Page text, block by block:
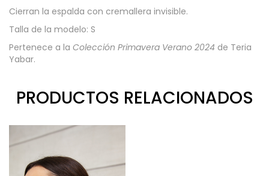
Cierran la espalda con cremallera invisible.
Talla de la modelo: S
Pertenece a la Colección Primavera Verano 2024 de Teria
Yabar.
PRODUCTOS RELACIONADOS